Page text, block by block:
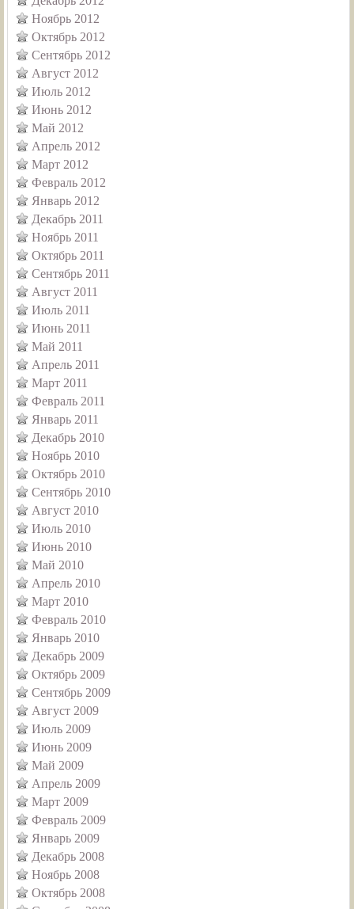
Ноябрь 2012
Октябрь 2012
Сентябрь 2012
Август 2012
Июль 2012
Июнь 2012
Май 2012
Апрель 2012
Март 2012
Февраль 2012
Январь 2012
Декабрь 2011
Ноябрь 2011
Октябрь 2011
Сентябрь 2011
Август 2011
Июль 2011
Июнь 2011
Май 2011
Апрель 2011
Март 2011
Февраль 2011
Январь 2011
Декабрь 2010
Ноябрь 2010
Октябрь 2010
Сентябрь 2010
Август 2010
Июль 2010
Июнь 2010
Май 2010
Апрель 2010
Март 2010
Февраль 2010
Январь 2010
Декабрь 2009
Октябрь 2009
Сентябрь 2009
Август 2009
Июль 2009
Июнь 2009
Май 2009
Апрель 2009
Март 2009
Февраль 2009
Январь 2009
Декабрь 2008
Ноябрь 2008
Октябрь 2008